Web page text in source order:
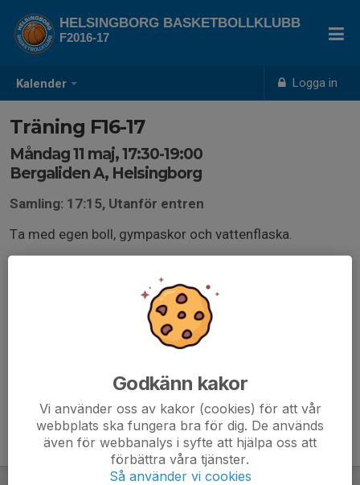
Kalender Logga in
HELSINGBORG BASKETBOLLKLUBB
F2016-17
Träning F16-17
Måndag 11 maj, 17:30-19:00
Bergaliden A, Helsingborg
Samling: 17:15, Utanför entren
Ta med egen boll, gympaskor och vattenflaska.
Godkänn kakor
Vi använder oss av kakor (cookies) för att vår
webbplats ska fungera bra för dig. De används
även för webbanalys i syfte att hjälpa oss att
förbättra våra tjänster.
Så använder vi cookies